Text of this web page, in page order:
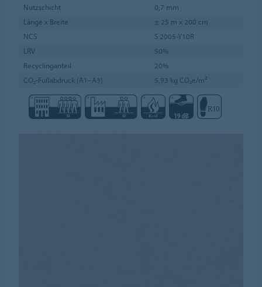
Nutzschicht
0,7 mm
Länge x Breite
± 25 m x 200 cm
NCS
S 2005-Y10R
LRV
50%
Recyclinganteil
20%
CO₂-Fußabdruck (A1–A3)
5,93 kg CO₂e/m²